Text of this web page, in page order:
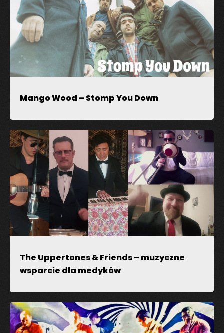
Mango Wood – Stomp You Down
The Uppertones & Friends – muzyczne
wsparcie dla medyków